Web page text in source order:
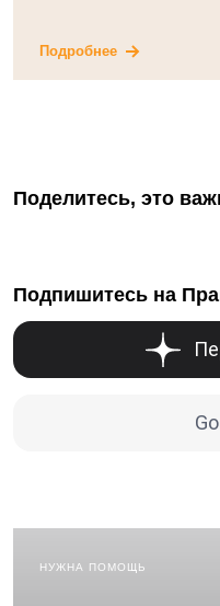
Подробнее
Поделитесь, это
Подпишитесь на
НУЖНА ПОМОЩЬ